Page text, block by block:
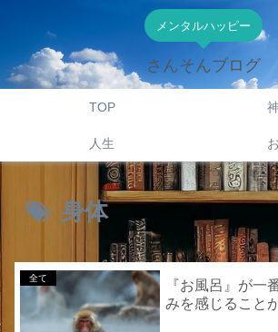
メンタルハッピー
さんそんブログ
TOP
人生
身体
全て
『お風呂』が一
みを感じること